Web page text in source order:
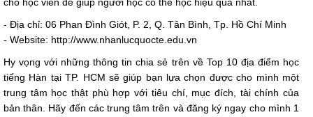
cho học viên để giúp người học có thể học hiệu quả nhất.
- Địa chỉ: 06 Phan Đình Giót, P. 2, Q. Tân Bình, Tp. Hồ Chí Minh
- Website: http://www.nhanlucquocte.edu.vn
Hy vọng với những thông tin chia sẻ trên về Top 10 địa điểm học
tiếng Hàn tại TP. HCM sẽ giúp bạn lựa chọn được cho mình một
trung tâm học thật phù hợp với tiêu chí, mục đích, tài chính của
bản thân. Hãy đến các trung tâm trên và đăng ký ngay cho mình 1